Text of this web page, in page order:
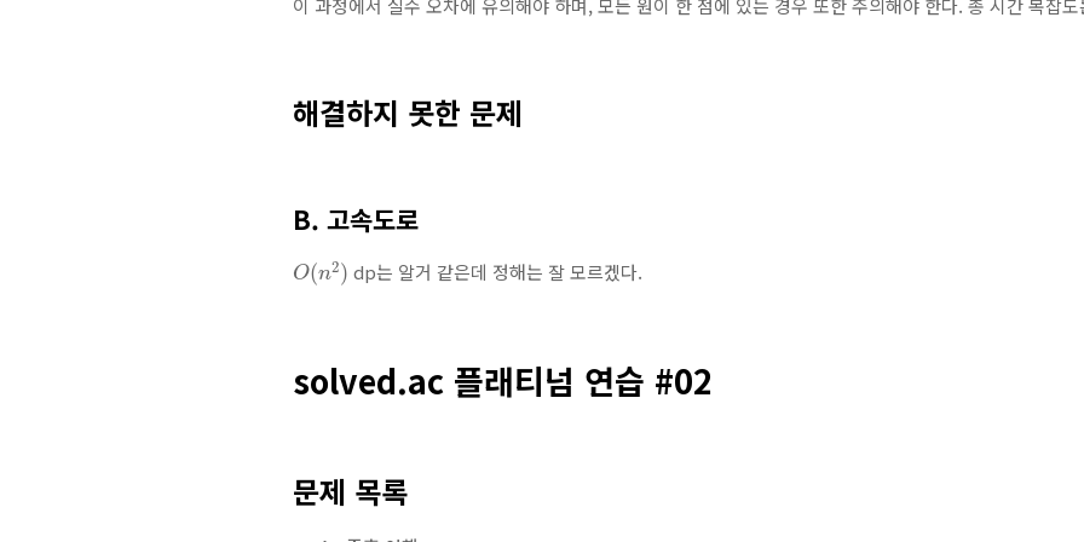
이 과정에서 실수 오차에 유의해야 하며, 모든 원이 한 점에 있는 경우 또한 주의해야 한다. 총 시간 복잡도
해결하지 못한 문제
B. 고속도로
O(n2)
O( 2) dp는 알거 같은데 정해는 잘 모르겠다.
solved.ac 플래티넘 연습 #02
문제 목록